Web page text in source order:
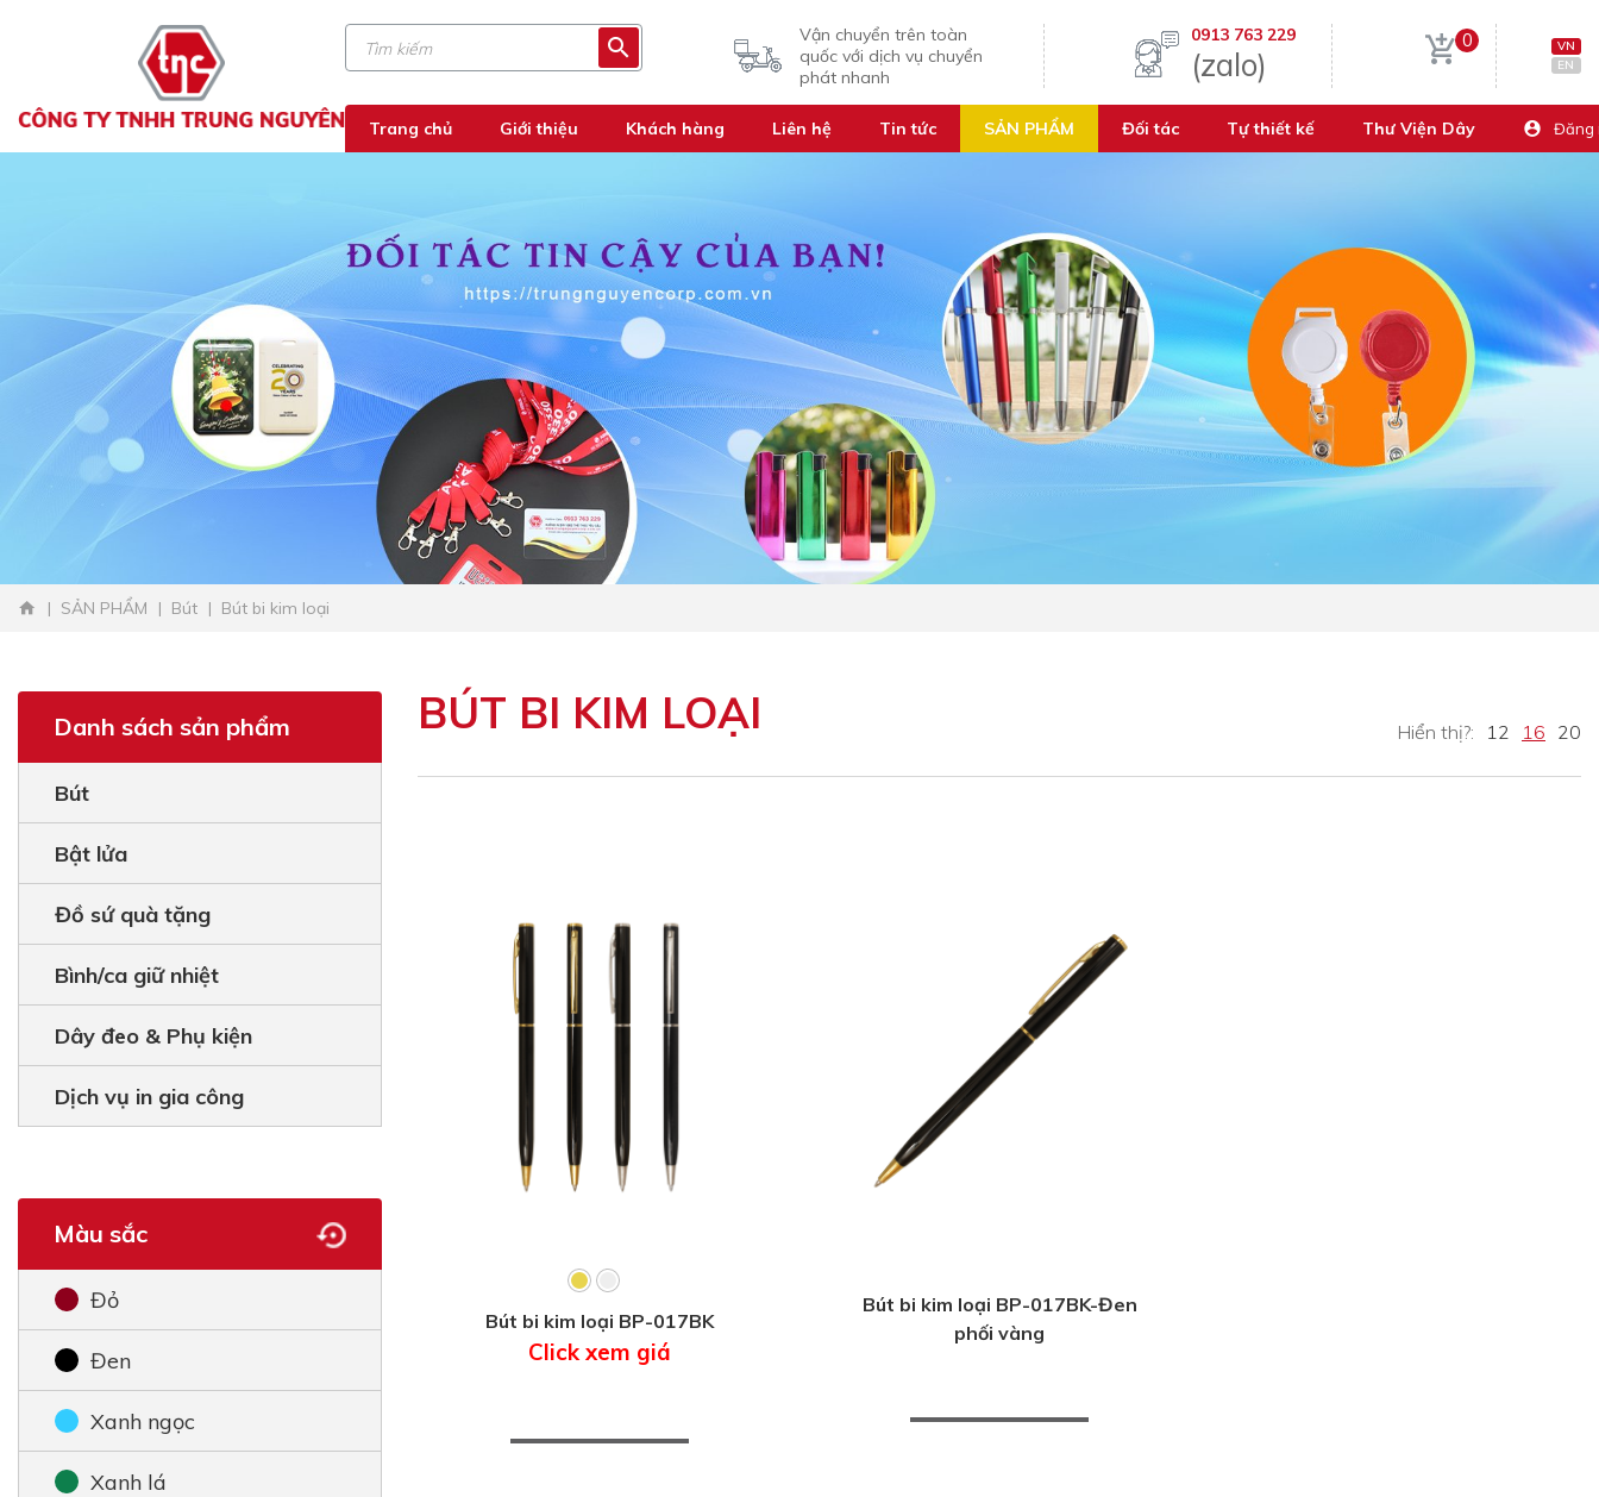
Vận chuyển trên toàn
quốc với dịch vụ chuyển
phát nhanh
0913 763 229
(zalo)
0
VN
EN
Trang chủ Giới thiệu Khách hàng Liên hệ Tin tức SẢN PHẨM Đối tác Tự thiết kế Thư Viện Dây Đăng
SẢN PHẨM Bút Bút bi kim loại
Danh sách sản phẩm
Bút
Bật lửa
Đồ sứ quà tặng
Bình/ca giữ nhiệt
Dây đeo & Phụ kiện
Dịch vụ in gia công
Màu sắc
Đỏ
Đen
Xanh ngọc
Xanh lá
BÚT BI KIM LOẠI Hiển thị?: 12 16 20
Bút bi kim loại BP-017BK
Click xem giá
Bút bi kim loại BP-017BK-Đen
phối vàng